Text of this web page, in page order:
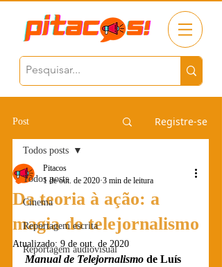
Post Registre-se
Todos posts
Cinema
Reportagem escrita
Reportagem audiovisual
Todos posts
Da teoria à ação: a
magia do telejornalismo
Pitacos
1 de out. de 2020 3 min de leitura
Atualizado: 9 de out. de 2020
Manual de Telejornalismo de Luís